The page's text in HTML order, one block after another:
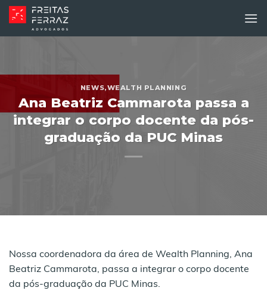
Skip
to
content
NEWS,WEALTH PLANNING
Ana Beatriz Cammarota passa a
integrar o corpo docente da pós-
graduação da PUC Minas
Nossa coordenadora da área de Wealth Planning, Ana
Beatriz Cammarota, passa a integrar o corpo docente
da pós-graduação da PUC Minas.